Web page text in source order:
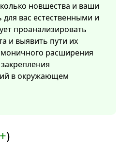
новшества и ваши
вас естественными и
проанализировать
и выявить пути их
расширения
в окружающем
+)